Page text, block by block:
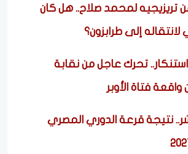
تريزيجيه لمحمد صلاح.. هل كان
إلى طرابزون؟
تحرك عاجل من نقابة
فتاة الأوبر
نتيجة قرعة الدوري المصري